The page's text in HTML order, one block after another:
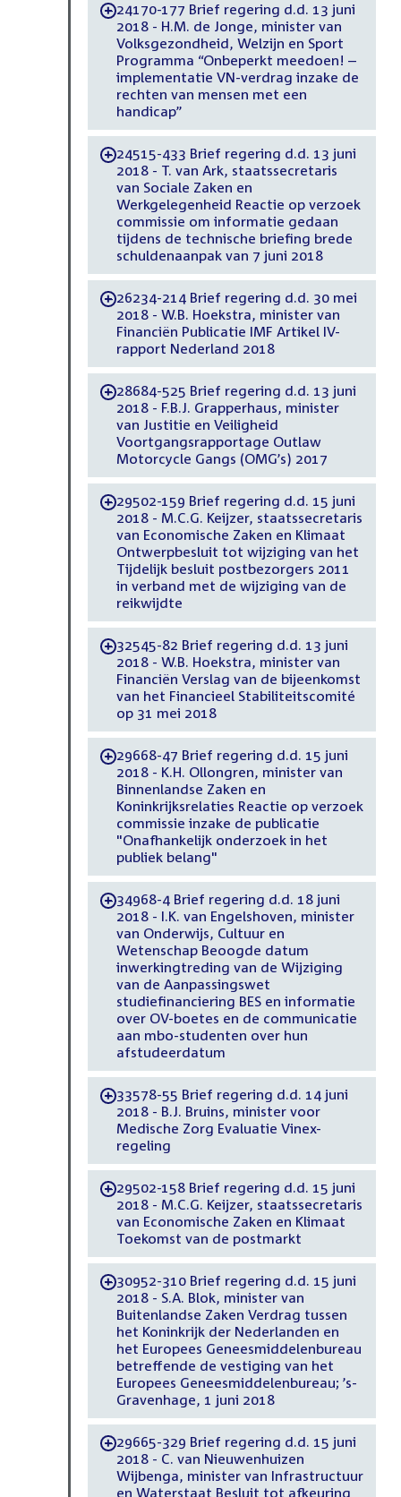
-24170-177 Brief regering d.d. 13 juni
2018 - H.M. de Jonge, minister van
Volksgezondheid, Welzijn en Sport
Programma “Onbeperkt meedoen! –
implementatie VN-verdrag inzake de
rechten van mensen met een
handicap”
-24515-433 Brief regering d.d. 13 juni
2018 - T. van Ark, staatssecretaris
van Sociale Zaken en
Werkgelegenheid Reactie op verzoek
commissie om informatie gedaan
tijdens de technische briefing brede
schuldenaanpak van 7 juni 2018
-26234-214 Brief regering d.d. 30 mei
2018 - W.B. Hoekstra, minister van
Financiën Publicatie IMF Artikel IV-
rapport Nederland 2018
-28684-525 Brief regering d.d. 13 juni
2018 - F.B.J. Grapperhaus, minister
van Justitie en Veiligheid
Voortgangsrapportage Outlaw
Motorcycle Gangs (OMG’s) 2017
-29502-159 Brief regering d.d. 15 juni
2018 - M.C.G. Keijzer, staatssecretaris
van Economische Zaken en Klimaat
Ontwerpbesluit tot wijziging van het
Tijdelijk besluit postbezorgers 2011
in verband met de wijziging van de
reikwijdte
-32545-82 Brief regering d.d. 13 juni
2018 - W.B. Hoekstra, minister van
Financiën Verslag van de bijeenkomst
van het Financieel Stabiliteitscomité
op 31 mei 2018
-29668-47 Brief regering d.d. 15 juni
2018 - K.H. Ollongren, minister van
Binnenlandse Zaken en
Koninkrijksrelaties Reactie op verzoek
commissie inzake de publicatie
"Onafhankelijk onderzoek in het
publiek belang"
-34968-4 Brief regering d.d. 18 juni
2018 - I.K. van Engelshoven, minister
van Onderwijs, Cultuur en
Wetenschap Beoogde datum
inwerkingtreding van de Wijziging
van de Aanpassingswet
studiefinanciering BES en informatie
over OV-boetes en de communicatie
aan mbo-studenten over hun
afstudeerdatum
-33578-55 Brief regering d.d. 14 juni
2018 - B.J. Bruins, minister voor
Medische Zorg Evaluatie Vinex-
regeling
-29502-158 Brief regering d.d. 15 juni
2018 - M.C.G. Keijzer, staatssecretaris
van Economische Zaken en Klimaat
Toekomst van de postmarkt
-30952-310 Brief regering d.d. 15 juni
2018 - S.A. Blok, minister van
Buitenlandse Zaken Verdrag tussen
het Koninkrijk der Nederlanden en
het Europees Geneesmiddelenbureau
betreffende de vestiging van het
Europees Geneesmiddelenbureau; ’s-
Gravenhage, 1 juni 2018
-29665-329 Brief regering d.d. 15 juni
2018 - C. van Nieuwenhuizen
Wijbenga, minister van Infrastructuur
en Waterstaat Besluit tot afkeuring